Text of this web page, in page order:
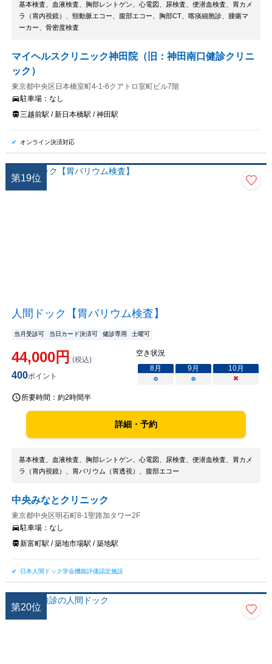
基本検査、血液検査、胸部レントゲン、心電図、尿検査、便潜血検査、胃カメ
ラ（胃内視鏡）、頸動脈エコー、腹部エコー、胸部CT、喀痰細胞診、腫瘍マ
ーカー、骨密度検査
マイヘルスクリニック神田院（旧：神田南口健診クリニ
ック）
東京都中央区日本橋室町4-1-6クアトロ室町ビル7階
駐車場： なし
三越前駅 / 新日本橋駅 / 神田駅
オンライン決済対応
第19位
人間ドック【胃バリウム検査】
当月受診可 当日カード決済可 健診専用 土曜可
44,000円 (税込)
400ポイント
空き状況
8月 9月 10月
○
○ ×
所要時間： 約2時間半
詳細・予約
基本検査、血液検査、胸部レントゲン、心電図、尿検査、便潜血検査、胃カメ
ラ（胃内視鏡）、胃バリウム（胃透視）、腹部エコー
中央みなとクリニック
東京都中央区明石町8-1聖路加タワー2F
駐車場： なし
新富町駅 / 築地市場駅 / 築地駅
日本人間ドック学会機能評価認定施設
第20位